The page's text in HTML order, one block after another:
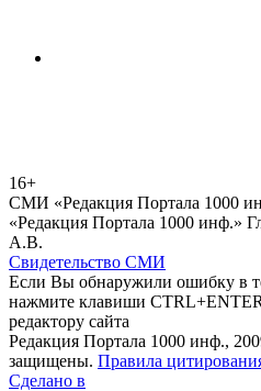
16+
СМИ «Редакция Портала 1000
«Редакция Портала 1000 инф.»
А.В.
Свидетельство СМИ
Если Вы обнаружили ошибку в
нажмите клавиши
редактору сайта
Редакция Портала 1000 инф.,
защищены. Правила
Сделано в